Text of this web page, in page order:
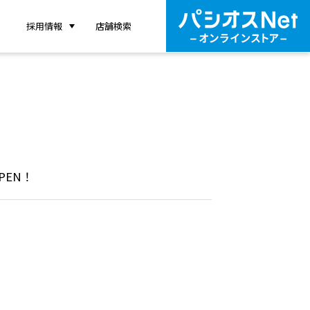
採用情報 店舗検索
！